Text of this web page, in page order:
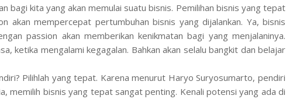
bagi kita yang akan memulai suatu bisnis. Pemilihan bisnis yang tepat
akan mempercepat pertumbuhan bisnis yang dijalankan. Ya, bisnis
passion akan memberikan kenikmatan bagi yang menjalaninya.
ketika mengalami kegagalan. Bahkan akan selalu bangkit dan belajar
Pilihlah yang tepat. Karena menurut Haryo Suryosumarto, pendiri
memilih bisnis yang tepat sangat penting. Kenali potensi yang ada di